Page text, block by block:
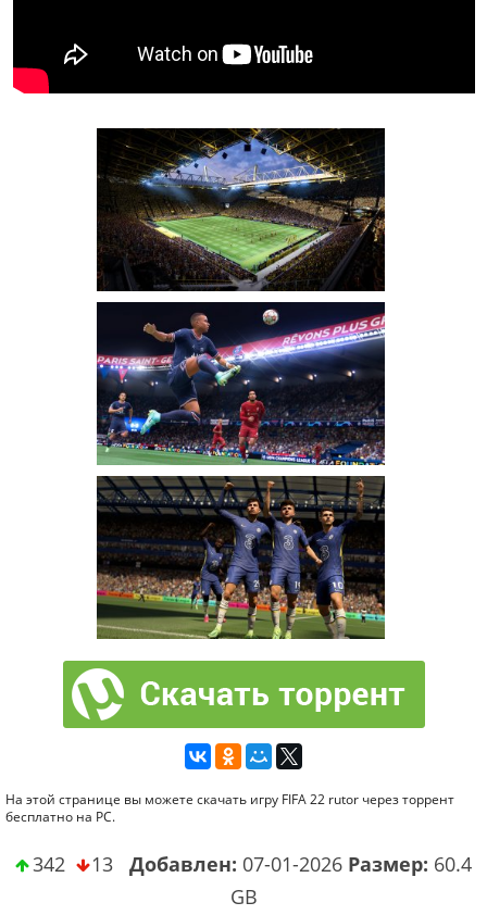
На этой странице вы можете скачать игру FIFA 22 rutor через торрент
бесплатно на PC.
342 13 Добавлен: 07-01-2026 Размер: 60.4
GB